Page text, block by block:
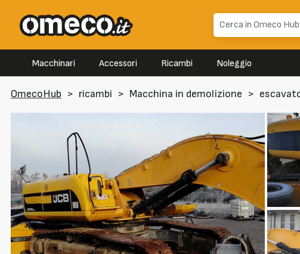
Macchinari Accessori Ricambi Noleggio
OmecoHub > ricambi > Macchina in demolizione >